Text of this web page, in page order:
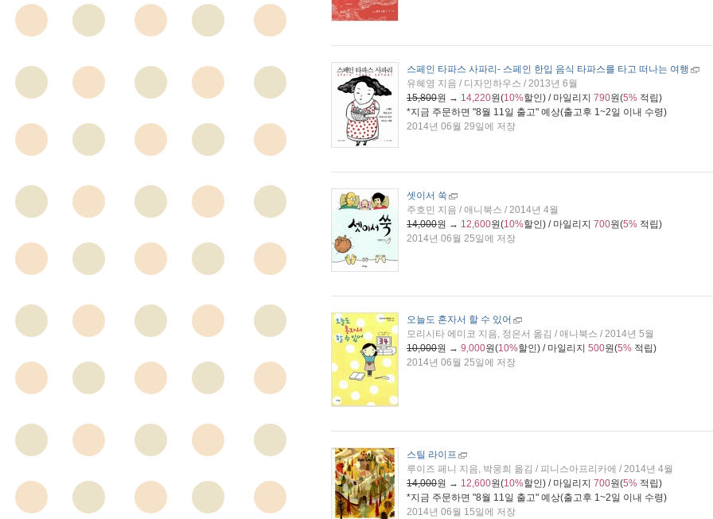
스페인 타파스 사파리 - 스페인 한입 음식 타파스를 타고 떠나는 여행
유혜영 지음 / 디자인하우스 / 2013년 6월
15,800원 → 14,220원(10%할인) / 마일리지 790원(5% 적립)
*지금 주문하면 "8월 11일 출고" 예상(출고후 1~2일 이내 수령)
2014년 06월 29일에 저장
셋이서 쑥
주호민 지음 / 애니북스 / 2014년 4월
14,000원 → 12,600원(10%할인) / 마일리지 700원(5% 적립)
2014년 06월 25일에 저장
오늘도 혼자서 할 수 있어
모리시타 에미코 지음, 정은서 옮김 / 애니북스 / 2014년 5월
10,000원 → 9,000원(10%할인) / 마일리지 500원(5% 적립)
2014년 06월 25일에 저장
스틸 라이프
루이즈 페니 지음, 박웅희 옮김 / 피니스아프리카에 / 2014년 4월
14,000원 → 12,600원(10%할인) / 마일리지 700원(5% 적립)
*지금 주문하면 "8월 11일 출고" 예상(출고후 1~2일 이내 수령)
2014년 06월 15일에 저장